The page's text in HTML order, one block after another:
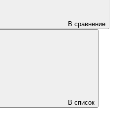
В сравнение
В список